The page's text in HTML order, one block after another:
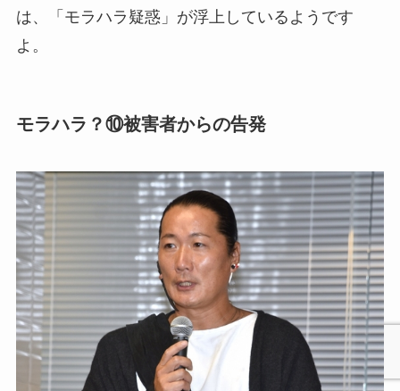
は、「モラハラ疑惑」が浮上しているようです
よ。
モラハラ？⑩被害者からの告発